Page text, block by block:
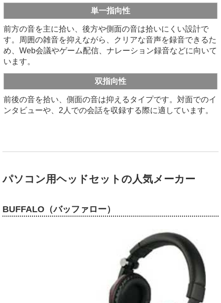
単一指向性
前方の音を主に拾い、後方や側面の音は拾いにくい設計で
す。周囲の雑音を抑えながら、クリアな音声を録音できるた
め、Web会議やゲーム配信、ナレーション録音などに向いて
います。
双指向性
前後の音を拾い、側面の音は抑えるタイプです。対面でのイ
ンタビューや、2人での会話を収録する際に適しています。
パソコン用ヘッドセットの人気メーカー
BUFFALO（バッファロー）